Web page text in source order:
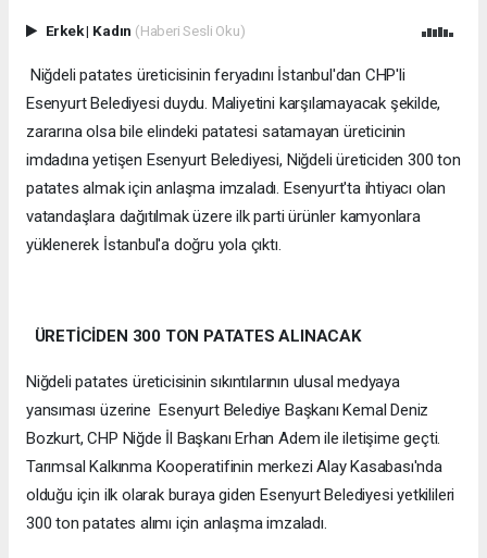
Erkek| Kadın (Haberi Sesli Oku)
Niğdeli patates üreticisinin feryadını İstanbul'dan CHP'li
Esenyurt Belediyesi duydu. Maliyetini karşılamayacak şekilde,
zararına olsa bile elindeki patatesi satamayan üreticinin
imdadına yetişen Esenyurt Belediyesi, Niğdeli üreticiden 300 ton
patates almak için anlaşma imzaladı. Esenyurt'ta ihtiyacı olan
vatandaşlara dağıtılmak üzere ilk parti ürünler kamyonlara
yüklenerek İstanbul'a doğru yola çıktı.
ÜRETİCİDEN 300 TON PATATES ALINACAK
Niğdeli patates üreticisinin sıkıntılarının ulusal medyaya
yansıması üzerine Esenyurt Belediye Başkanı Kemal Deniz
Bozkurt, CHP Niğde İl Başkanı Erhan Adem ile iletişime geçti.
Tarımsal Kalkınma Kooperatifinin merkezi Alay Kasabası'nda
olduğu için ilk olarak buraya giden Esenyurt Belediyesi yetkilileri
300 ton patates alımı için anlaşma imzaladı.